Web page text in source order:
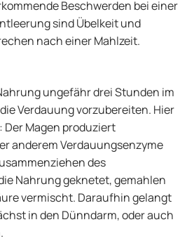
Beschwerden bei einer
sind Übelkeit und
nach einer Mahlzeit.
ungefähr drei Stunden im
Verdauung vorzubereiten. Hier
Magen produziert
anderem Verdauungsenzyme
des
Nahrung geknetet, gemahlen
vermischt. Daraufhin gelangt
in den Dünndarm, oder auch